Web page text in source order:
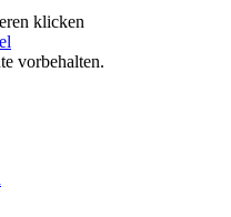
klicken
vorbehalten.